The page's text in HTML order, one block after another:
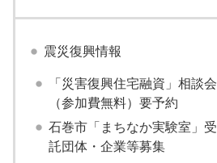
震災復興情報
「災害復興住宅融資」相談会
（参加費無料）要予約
石巻市「まちなか実験室」受
託団体・企業等募集